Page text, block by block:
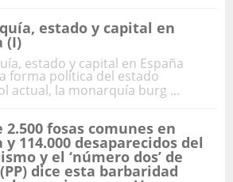
estado y capital en
(I)
estado y capital en España
forma política del estado
actual, la monarquía burg ...
2.500 fosas comunes en
y 114.000 desaparecidos del
y el ‘número dos’ de
dice esta barbaridad